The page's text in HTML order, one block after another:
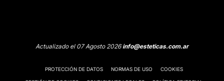
Actualizado el 07 Agosto 2026info@esteticas.com.ar
PROTECCIÓN DE DATOS NORMAS DE USO COOKIES